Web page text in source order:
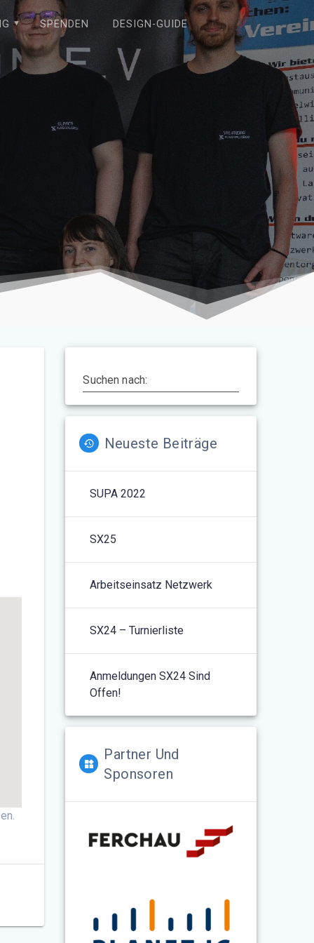
SPENDEN DESIGN-GUIDE
Outlook Live
Suchen nach:
Neueste Beiträge
SUPA 2022
SX25
Arbeitseinsatz Netzwerk
SX24 – Turnierliste
Anmeldungen SX24 Sind
Offen!
Partner Und
Sponsoren